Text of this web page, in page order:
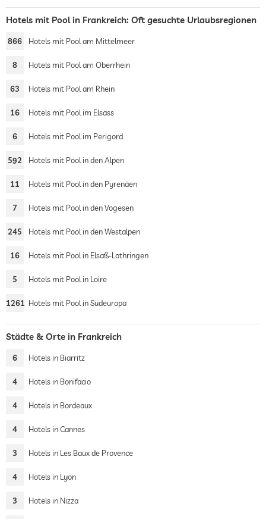
Hotels mit Pool in Frankreich: Oft gesuchte Urlaubsregionen
866 Hotels mit Pool am Mittelmeer
8 Hotels mit Pool am Oberrhein
63 Hotels mit Pool am Rhein
16 Hotels mit Pool im Elsass
6 Hotels mit Pool im Perigord
592 Hotels mit Pool in den Alpen
11 Hotels mit Pool in den Pyrenäen
7 Hotels mit Pool in den Vogesen
245 Hotels mit Pool in den Westalpen
16 Hotels mit Pool in Elsaß-Lothringen
5 Hotels mit Pool in Loire
1261 Hotels mit Pool in Südeuropa
Städte & Orte in Frankreich
6 Hotels in Biarritz
4 Hotels in Bonifacio
4 Hotels in Bordeaux
4 Hotels in Cannes
3 Hotels in Les Baux de Provence
4 Hotels in Lyon
3 Hotels in Nizza